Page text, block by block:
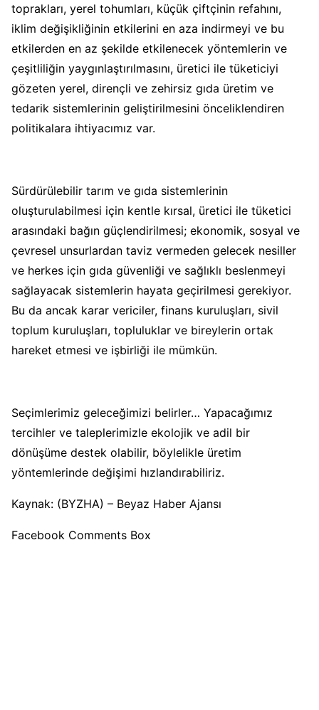
toprakları, yerel tohumları, küçük çiftçinin refahını,
iklim değişikliğinin etkilerini en aza indirmeyi ve bu
etkilerden en az şekilde etkilenecek yöntemlerin ve
çeşitliliğin yaygınlaştırılmasını, üretici ile tüketiciyi
gözeten yerel, dirençli ve zehirsiz gıda üretim ve
tedarik sistemlerinin geliştirilmesini önceliklendiren
politikalara ihtiyacımız var.
Sürdürülebilir tarım ve gıda sistemlerinin
oluşturulabilmesi için kentle kırsal, üretici ile tüketici
arasındaki bağın güçlendirilmesi; ekonomik, sosyal ve
çevresel unsurlardan taviz vermeden gelecek nesiller
ve herkes için gıda güvenliği ve sağlıklı beslenmeyi
sağlayacak sistemlerin hayata geçirilmesi gerekiyor.
Bu da ancak karar vericiler, finans kuruluşları, sivil
toplum kuruluşları, topluluklar ve bireylerin ortak
hareket etmesi ve işbirliği ile mümkün.
Seçimlerimiz geleceğimizi belirler… Yapacağımız
tercihler ve taleplerimizle ekolojik ve adil bir
dönüşüme destek olabilir, böylelikle üretim
yöntemlerinde değişimi hızlandırabiliriz.
Kaynak: (BYZHA) – Beyaz Haber Ajansı
Facebook Comments Box